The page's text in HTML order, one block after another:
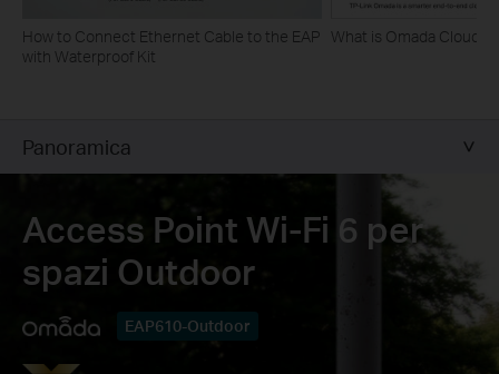
How to Connect Ethernet Cable to the EAP
with Waterproof Kit
What is Omada Cloud
Panoramica
Access Point Wi-Fi 6 per
spazi Outdoor
EAP610-Outdoor